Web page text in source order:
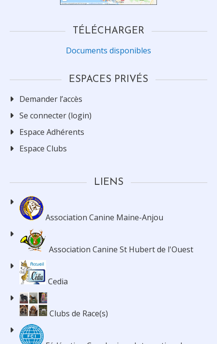
TÉLÉCHARGER
Documents disponibles
ESPACES PRIVÉS
Demander l’accès
Se connecter (login)
Espace Adhérents
Espace Clubs
LIENS
Association Canine Maine-Anjou
Association Canine St Hubert de l'Ouest
Cedia
Clubs de Race(s)